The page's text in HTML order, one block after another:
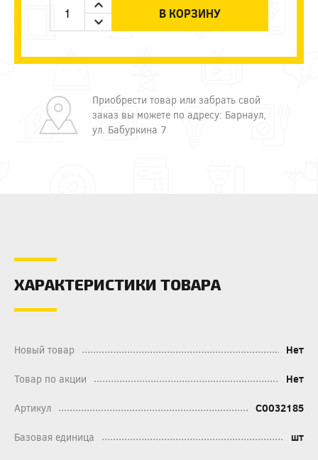
В КОРЗИНУ
Приобрести товар или забрать свой
заказ вы можете по адресу: Барнаул,
ул. Бабуркина 7
ХАРАКТЕРИСТИКИ ТОВАРА
Новый товар Нет
Товар по акции Нет
Артикул C0032185
Базовая единица шт